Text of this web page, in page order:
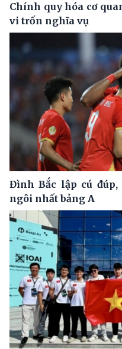
Chính quy hóa cơ
vi trốn nghĩa vụ
Đình Bắc lập cú
ngôi nhất bảng A